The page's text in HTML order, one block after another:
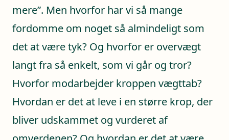
mere”. Men hvorfor har vi så mange
fordomme om noget så almindeligt som
det at være tyk? Og hvorfor er overvægt
langt fra så enkelt, som vi går og tror?
Hvorfor modarbejder kroppen vægttab?
Hvordan er det at leve i en større krop, der
bliver udskammet og vurderet af